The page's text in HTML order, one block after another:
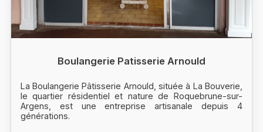
Boulangerie Patisserie Arnould
La Boulangerie Pâtisserie Arnould, située à La Bouverie,
le quartier résidentiel et nature de Roquebrune-sur-
Argens, est une entreprise artisanale depuis 4
générations.